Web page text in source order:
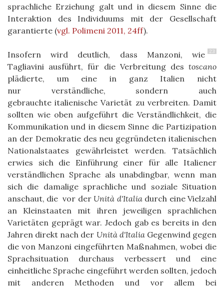
sprachliche Erziehung galt und in diesem Sinne die
Interaktion des Individuums mit der Gesellschaft
garantierte (vgl. Polimeni 2011, 24ff).
23
Insofern wird deutlich, dass Manzoni, wie
Tagliavini ausführt, für die Verbreitung des toscano
plädierte, um eine in ganz Italien nicht
nur verständliche, sondern auch
gebrauchte italienische Varietät zu verbreiten. Damit
sollten wie oben aufgeführt die Verständlichkeit, die
Kommunikation und in diesem Sinne die Partizipation
an der Demokratie des neu gegründeten italienischen
Nationalstaates gewährleistet werden. Tatsächlich
erwies sich die Einführung einer für alle Italiener
verständlichen Sprache als unabdingbar, wenn man
sich die damalige sprachliche und soziale Situation
anschaut, die vor der Unità d'Italiadurch eine Vielzahl
an Kleinstaaten mit ihren jeweiligen sprachlichen
Varietäten geprägt war. Jedoch gab es bereits in den
Jahren direkt nach der Unità d'ItaliaGegenwind gegen
die von Manzoni eingeführten Maßnahmen, wobei die
Sprachsituation durchaus verbessert und eine
einheitliche Sprache eingeführt werden sollten, jedoch
mit anderen Methoden und vor allem bei